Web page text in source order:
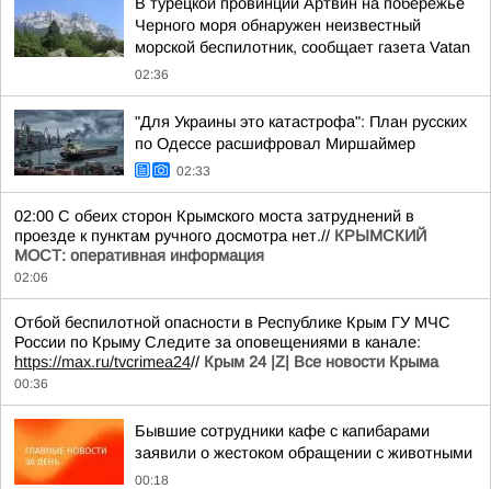
Черного моря обнаружен неизвестный
морской беспилотник, сообщает газета Vatan
02:36
"Для Украины это катастрофа": План русских
по Одессе расшифровал Миршаймер
02:33
02:00 С обеих сторон Крымского моста затруднений в
проезде к пунктам ручного досмотра нет.// КРЫМСКИЙ
МОСТ: оперативная информация
02:06
Отбой беспилотной опасности в Республике Крым ГУ МЧС
России по Крыму Следите за оповещениями в канале:
https://max.ru/tvcrimea24// Крым 24 |Z| Все новости Крыма
00:36
Бывшие сотрудники кафе с капибарами
заявили о жестоком обращении с животными
00:18